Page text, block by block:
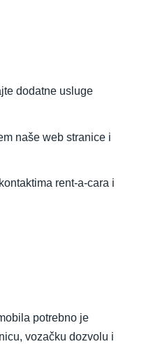
dodatne usluge
naše web stranice i
rent-a-cara i
potrebno je
vozačku dozvolu i